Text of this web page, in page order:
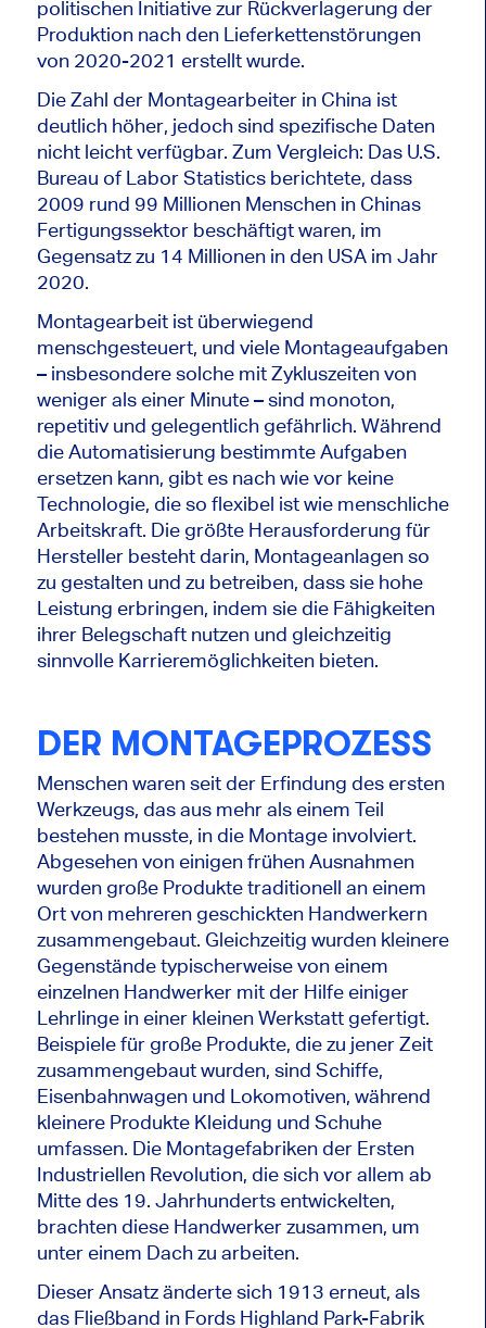
politischen Initiative zur Rückverlagerung der
Produktion nach den Lieferkettenstörungen
von 2020-2021 erstellt wurde.
Die Zahl der Montagearbeiter in China ist
deutlich höher, jedoch sind spezifische Daten
nicht leicht verfügbar. Zum Vergleich: Das U.S.
Bureau of Labor Statistics berichtete, dass
2009 rund 99 Millionen Menschen in Chinas
Fertigungssektor beschäftigt waren, im
Gegensatz zu 14 Millionen in den USA im Jahr
2020.
Montagearbeit ist überwiegend
menschgesteuert, und viele Montageaufgaben
– insbesondere solche mit Zykluszeiten von
weniger als einer Minute – sind monoton,
repetitiv und gelegentlich gefährlich. Während
die Automatisierung bestimmte Aufgaben
ersetzen kann, gibt es nach wie vor keine
Technologie, die so flexibel ist wie menschliche
Arbeitskraft. Die größte Herausforderung für
Hersteller besteht darin, Montageanlagen so
zu gestalten und zu betreiben, dass sie hohe
Leistung erbringen, indem sie die Fähigkeiten
ihrer Belegschaft nutzen und gleichzeitig
sinnvolle Karrieremöglichkeiten bieten.
DER MONTAGEPROZESS
Menschen waren seit der Erfindung des ersten
Werkzeugs, das aus mehr als einem Teil
bestehen musste, in die Montage involviert.
Abgesehen von einigen frühen Ausnahmen
wurden große Produkte traditionell an einem
Ort von mehreren geschickten Handwerkern
zusammengebaut. Gleichzeitig wurden kleinere
Gegenstände typischerweise von einem
einzelnen Handwerker mit der Hilfe einiger
Lehrlinge in einer kleinen Werkstatt gefertigt.
Beispiele für große Produkte, die zu jener Zeit
zusammengebaut wurden, sind Schiffe,
Eisenbahnwagen und Lokomotiven, während
kleinere Produkte Kleidung und Schuhe
umfassen. Die Montagefabriken der Ersten
Industriellen Revolution, die sich vor allem ab
Mitte des 19. Jahrhunderts entwickelten,
brachten diese Handwerker zusammen, um
unter einem Dach zu arbeiten.
Dieser Ansatz änderte sich 1913 erneut, als
das Fließband in Fords Highland Park-Fabrik